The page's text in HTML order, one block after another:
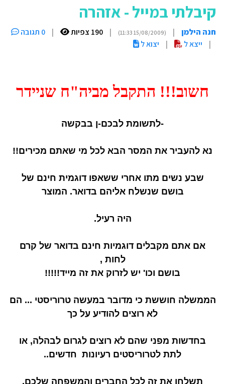
קיבלתי במייל - אזהרה
חנה הילמן |
(15/08/2009 11:33)
| 190 צפיות |
0 תגובה
|
ייצא ל | יצוא ל
חשוב!!! התקבל מביה"ח שניידר
-לתשומת לבכם-ן בבקשה
נא להעביר את המסר הבא לכל מי שאתם מכירים!!
שבע נשים מתו אחרי ששאפו דוגמית חינם של
בושם שנשלח אליהם בדואר. המוצר
היה רעיל.
אם אתם מקבלים דוגמיות חינם בדואר של קרם
לחות ,
בושם וכו' יש לזרוק את זה מייד!!!!!
הממשלה חוששת כי מדובר במעשה טרוריסטי ... הם
לא רוצים להודיע על כך
בחדשות מפני שהם לא רוצים לגרום לבהלה, או
לתת לטרוריסטים רעיונות חדשים..
תשלחו את זה לכל החברים והמשפחה שלכם.